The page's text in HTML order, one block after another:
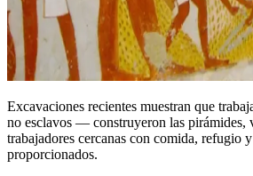
Excavaciones recientes muestran que
no esclavos — construyeron las pirámides,
trabajadores cercanas con comida, refugio
proporcionados.